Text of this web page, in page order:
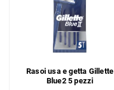
Rasoi usa e getta Gillette
Blue2 5 pezzi